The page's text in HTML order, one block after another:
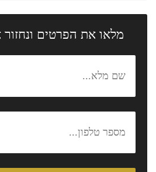
מלאו את הפרטים